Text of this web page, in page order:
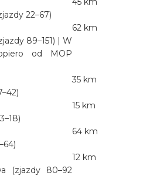
22–67)
89–151) | W
od MOP
62 km
35 km
15 km
64 km
(zjazdy 80–92
12 km